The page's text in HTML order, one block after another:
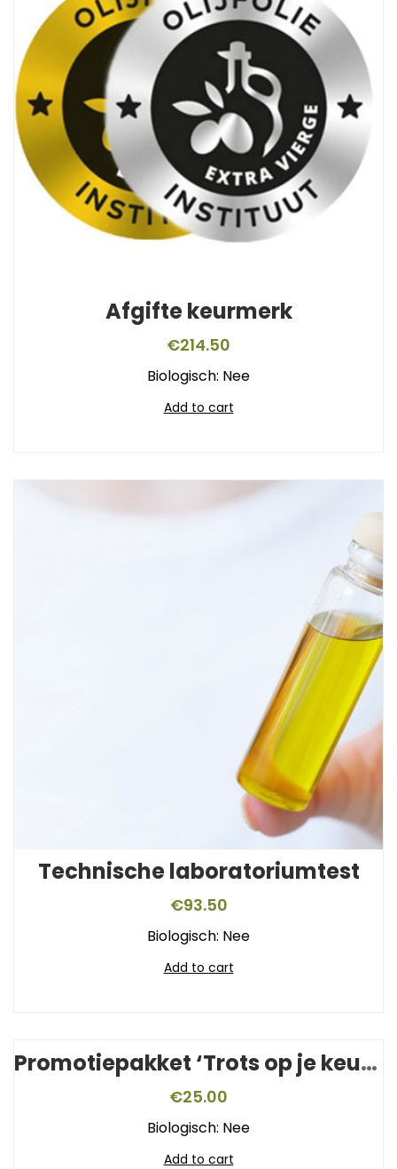
Afgifte keurmerk
€214.50
Biologisch: Nee
Add to cart
Technische laboratoriumtest
€93.50
Biologisch: Nee
Add to cart
Promotiepakket ‘Trots op je keurmerk’
€25.00
Biologisch: Nee
Add to cart